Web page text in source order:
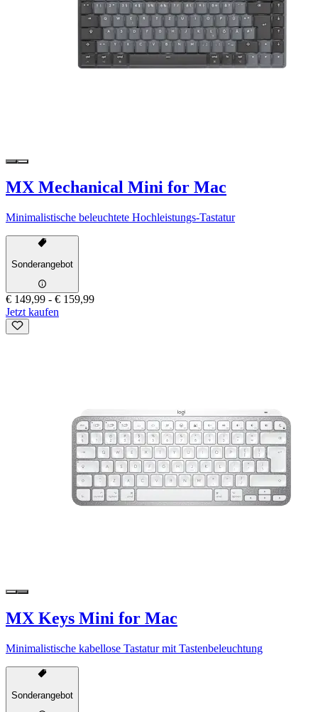
MX Mechanical Mini for Mac
Minimalistische beleuchtete Hochleistungs-Tastatur
Sonderangebot
€ 149,99 - € 159,99
Jetzt kaufen
MX Keys Mini for Mac
Minimalistische kabellose Tastatur mit Tastenbeleuchtung
Sonderangebot